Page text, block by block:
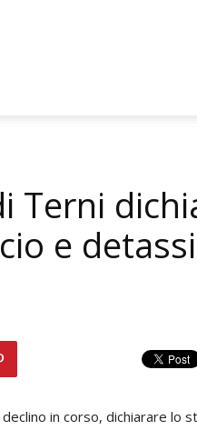
Terni
e detassi
in corso, dichiarare lo